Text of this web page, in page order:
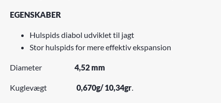
EGENSKABER
Hulspids diabol udviklet til jagt
Stor hulspids for mere effektiv ekspansion
Diameter 4,52 mm
Kuglevægt 0,670g/ 10,34gr.